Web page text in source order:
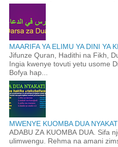
MAARIFA YA ELIMU YA DINI YA
Jifunze Quran, Hadithi na Fikh,
Ingia kwenye tovuti yetu usome
Bofya hap...
MWENYE KUOMBA DUA
ADABU ZA KUOMBA DUA. Sifa
ulimwengu. Rehma na amani